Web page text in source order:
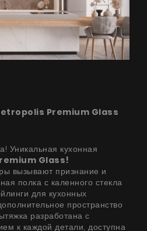
Premium Glass
Уникальная кухонная
Glass!
вызывают признание и
полка с каленного стекла
для кухонных
пространство
разработана с
к каждой детали, доступна